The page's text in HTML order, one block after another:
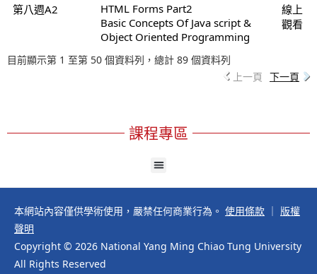
第八週A2
HTML Forms Part2
Basic Concepts Of Java script &
Object Oriented Programming
線上
觀看
目前顯示第 1 至第 50 個資料列，總計 89 個資料列
上一頁 下一頁
課程專區
本網站內容僅供學術使用，嚴禁任何商業行為。 使用條款
版權
聲明
Copyright © 2026 National Yang Ming Chiao Tung University
All Rights Reserved